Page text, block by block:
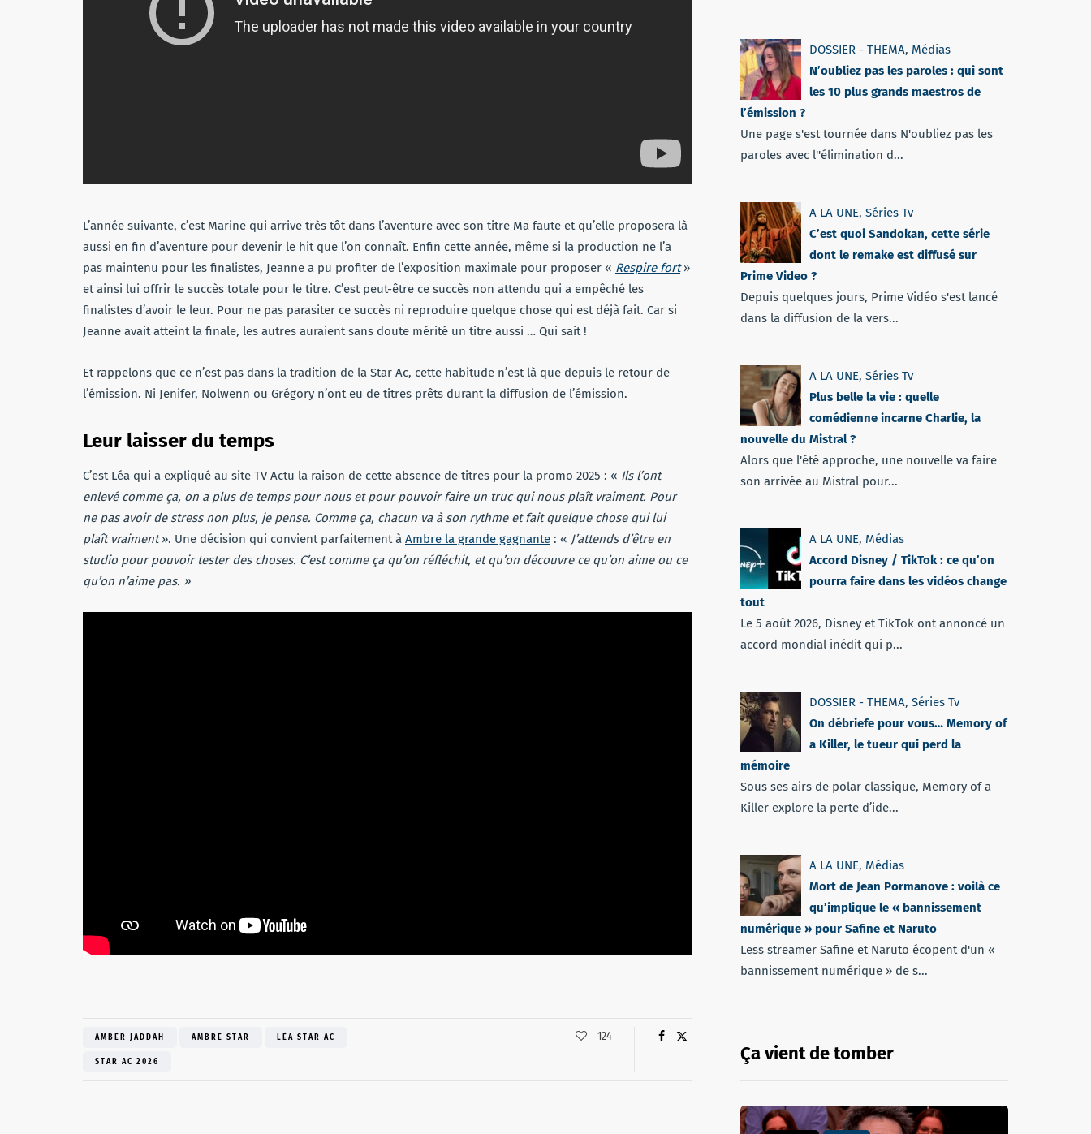
L’année suivante, c’est Marine qui arrive très tôt dans l’aventure avec son titre Ma faute et qu’elle proposera là
aussi en fin d’aventure pour devenir le hit que l’on connaît. Enfin cette année, même si la production ne l’a
pas maintenu pour les finalistes, Jeanne a pu profiter de l’exposition maximale pour proposer « Respire fort»
et ainsi lui offrir le succès totale pour le titre. C’est peut-être ce succès non attendu qui a empêché les
finalistes d’avoir le leur. Pour ne pas parasiter ce succès ni reproduire quelque chose qui est déjà fait. Car si
Jeanne avait atteint la finale, les autres auraient sans doute mérité un titre aussi … Qui sait !
Et rappelons que ce n’est pas dans la tradition de la Star Ac, cette habitude n’est là que depuis le retour de
l’émission. Ni Jenifer, Nolwenn ou Grégory n’ont eu de titres prêts durant la diffusion de l’émission.
Leur laisser du temps
C’est Léa qui a expliqué au site TV Actu la raison de cette absence de titres pour la promo 2025 : « Ils l’ont
enlevé comme ça, on a plus de temps pour nous et pour pouvoir faire un truc qui nous plaît vraiment. Pour
ne pas avoir de stress non plus, je pense. Comme ça, chacun va à son rythme et fait quelque chose qui lui
plaît vraiment». Une décision qui convient parfaitement à Ambre la grande gagnante : « J’attends d’être en
studio pour pouvoir tester des choses. C’est comme ça qu’on réfléchit, et qu’on découvre ce qu’on aime ou ce
qu’on n’aime pas. »
AMBER JADDAH AMBRE STAR LÉA STAR AC
STAR AC 2026
124
DOSSIER - THEMA, Médias
N’oubliez pas les paroles : qui sont
les 10 plus grands maestros de
l’émission ?
Une page s'est tournée dans N'oubliez pas les
paroles avec l''élimination d...
A LA UNE, Séries Tv
C’est quoi Sandokan, cette série
dont le remake est diffusé sur
Prime Video ?
Depuis quelques jours, Prime Vidéo s'est lancé
dans la diffusion de la vers...
A LA UNE, Séries Tv
Plus belle la vie : quelle
comédienne incarne Charlie, la
nouvelle du Mistral ?
Alors que l'été approche, une nouvelle va faire
son arrivée au Mistral pour...
A LA UNE, Médias
Accord Disney / TikTok : ce qu’on
pourra faire dans les vidéos change
tout
Le 5 août 2026, Disney et TikTok ont annoncé un
accord mondial inédit qui p...
DOSSIER - THEMA, Séries Tv
On débriefe pour vous… Memory of
a Killer, le tueur qui perd la
mémoire
Sous ses airs de polar classique, Memory of a
Killer explore la perte d’ide...
A LA UNE, Médias
Mort de Jean Pormanove : voilà ce
qu’implique le « bannissement
numérique » pour Safine et Naruto
Less streamer Safine et Naruto écopent d'un «
bannissement numérique » de s...
Ça vient de tomber